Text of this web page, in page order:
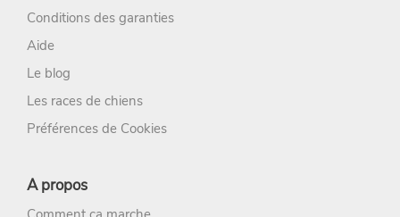
Conditions des garanties
Aide
Le blog
Les races de chiens
Préférences de Cookies
A propos